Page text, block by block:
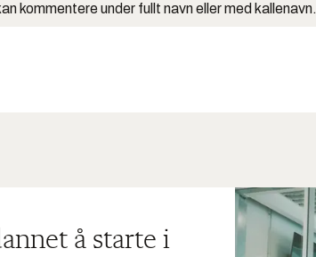
kommentere under fullt navn eller med kallenavn.
å starte i